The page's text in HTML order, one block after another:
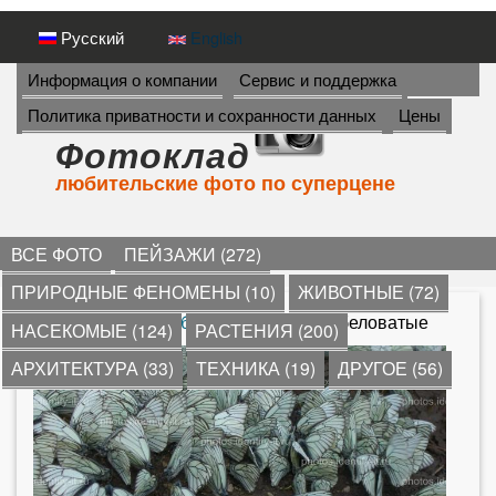
Перейти
к
основному
содержанию
Русский English
И
Н
Ф
О
И
Я
Информация о компании
Сервис и поддержка
Политика приватности и сохранности данных
Цены
Фотоклад
любительские фото по суперцене
ВСЕ ФОТО
ПЕЙЗАЖИ (272)
ПРИРОДНЫЕ ФЕНОМЕНЫ (10)
ЖИВОТНЫЕ (72)
НАСЕКОМЫЕ (124)
РАСТЕНИЯ (200)
АРХИТЕКТУРА (33)
ТЕХНИКА (19) ДРУГОЕ (56)
В
ы
з
д
->*»скопление бабочек» Бабочки беловатые